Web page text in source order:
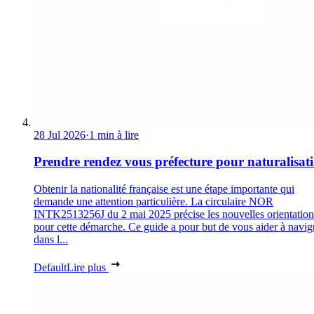
28 Jul 2026·1 min à lire
Prendre rendez vous préfecture pour
Obtenir la nationalité française est une étape importante qui
demande une attention particulière. La circulaire NOR
INTK2513256J du 2 mai 2025 précise les nouvelles
pour cette démarche. Ce guide a pour but de vous aider à
dans l...
DefaultLire plus